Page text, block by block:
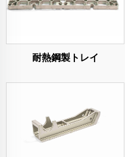
耐熱鋼製トレイ